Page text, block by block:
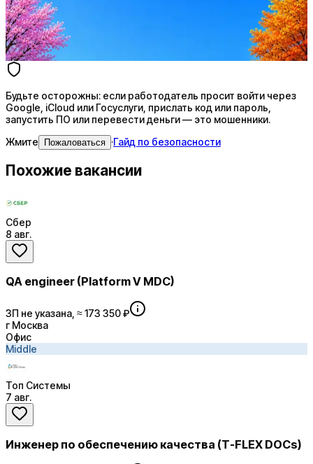
Будьте осторожны: если работодатель просит войти через
Google, iCloud или Госуслуги, прислать код или пароль,
запустить ПО или перевести деньги — это мошенники.
Жмите
Пожаловаться ·Гайд по безопасности
Похожие вакансии
Сбер
8 авг.
QA engineer (Platform V MDC)
ЗП не указана, ≈ 173 350 ₽
г Москва
Офис
Middle
Топ Системы
7 авг.
Инженер по обеспечению качества (T-FLEX DOCs)